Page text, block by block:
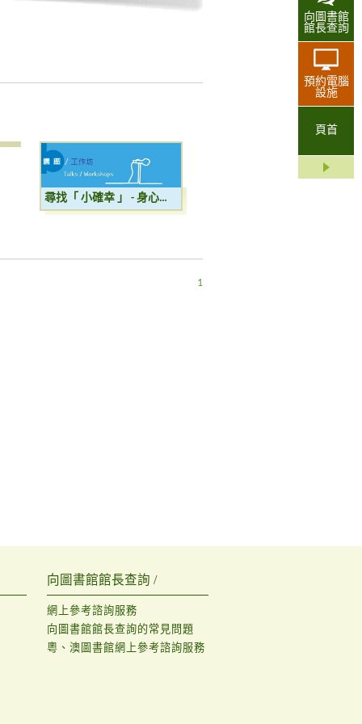
向圖書館
館長查詢
預約電腦
設施
頁首
尋找「 小確幸 」 - 身心靈之旅: 柔和瑜伽
1
向圖書館館長查詢 /
網上參考諮詢服務
向圖書館館長查詢的常見問題
粵、澳圖書館網上參考諮詢服務